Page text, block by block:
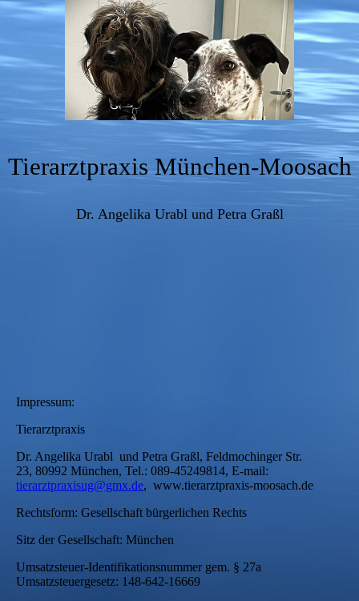
Tierarztpraxis München-Moosach
Dr. Angelika Urabl und Petra Graßl
Impressum:
Tierarztpraxis
Dr. Angelika Urabl und Petra Graßl, Feldmochinger Str.
23, 80992 München, Tel.: 089-45249814, E-mail:
tierarztpraxisug@gmx.de, www.tierarztpraxis-moosach.de
Rechtsform: Gesellschaft bürgerlichen Rechts
Sitz der Gesellschaft: München
Umsatzsteuer-Identifikationsnummer gem. § 27a
Umsatzsteuergesetz: 148-642-16669